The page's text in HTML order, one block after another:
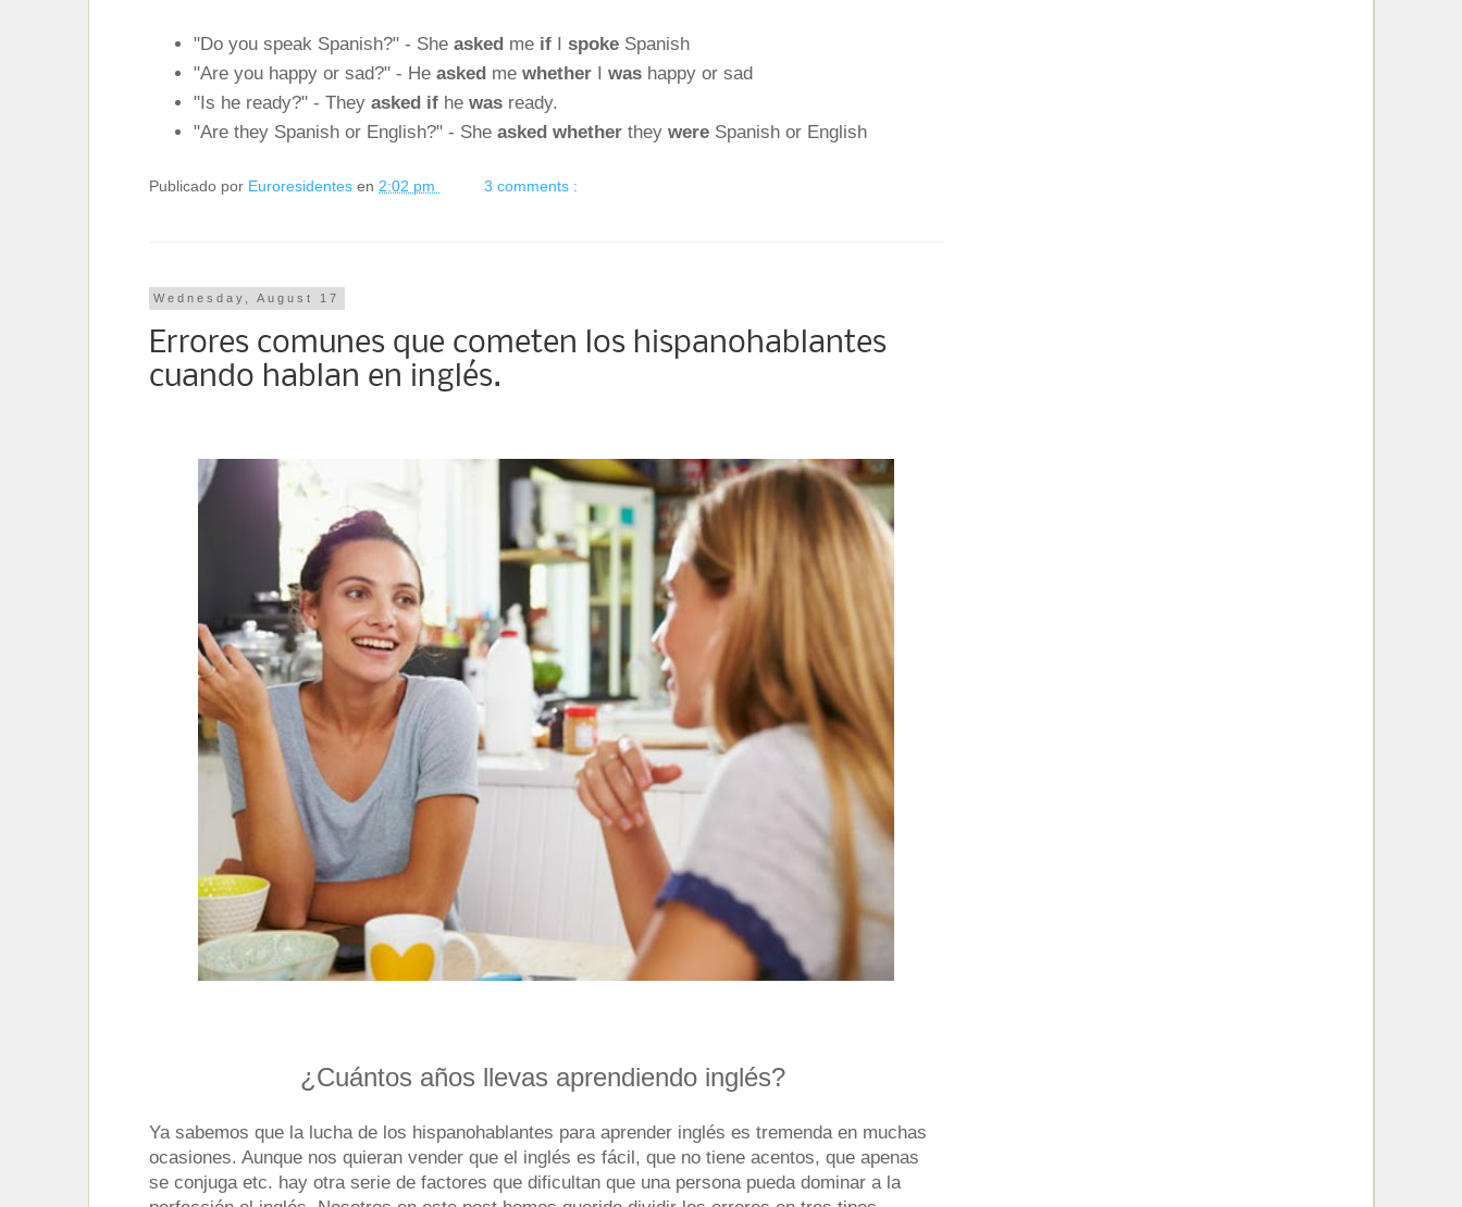
"Do you speak Spanish?" - Sheasked me if Ispoke Spanish
"Are you happy or sad?" - Heasked mewhether Iwas happy or sad
"Is he ready?" - Theyasked if hewas ready.
"Are they Spanish or English?" - Sheasked whether theywere Spanish or English
Publicado por Euroresidentes en 2:02 pm 3 comments :
Wednesday, August 17
Errores comunes que cometen los hispanohablantes
cuando hablan en inglés.
¿Cuántos años llevas aprendiendo inglés?
Ya sabemos que la lucha de los hispanohablantes para aprender inglés es tremenda en muchas
ocasiones. Aunque nos quieran vender que el inglés es fácil, que no tiene acentos, que apenas
se conjuga etc. hay otra serie de factores que dificultan que una persona pueda dominar a la